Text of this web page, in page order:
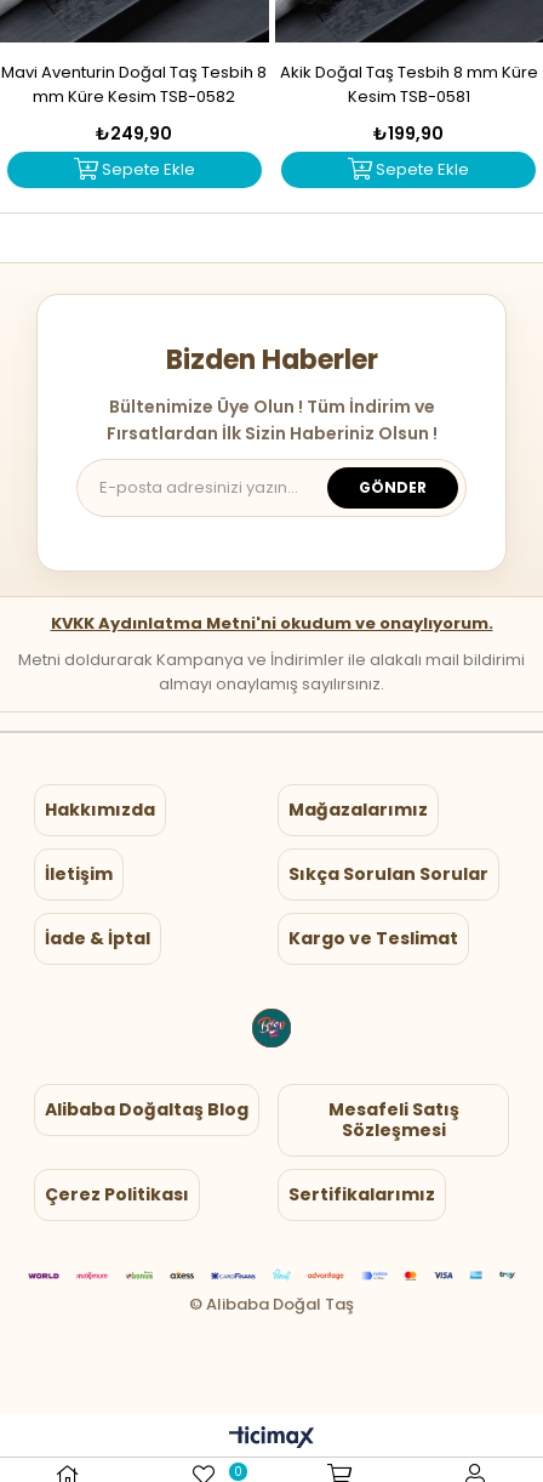
Mavi Aventurin Doğal Taş Tesbih 8
mm Küre Kesim TSB-0582
₺249,90
Sepete Ekle
Akik Doğal Taş Tesbih 8 mm Küre
Kesim TSB-0581
₺199,90
Sepete Ekle
Bizden Haberler
Bültenimize Üye Olun ! Tüm İndirim ve
Fırsatlardan İlk Sizin Haberiniz Olsun !
GÖNDER
KVKK Aydınlatma Metni'ni okudum ve onaylıyorum.
Metni doldurarak Kampanya ve İndirimler ile alakalı mail bildirimi
almayı onaylamış sayılırsınız.
Hakkımızda Mağazalarımız
İletişim Sıkça Sorulan Sorular
İade & İptal Kargo ve Teslimat
Alibaba Doğaltaş Blog
Mesafeli Satış
Sözleşmesi
Çerez Politikası Sertifikalarımız
0